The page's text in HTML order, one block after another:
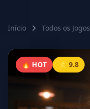
Início Todos os Jogos
🔥 HOT ⭐ 9.8